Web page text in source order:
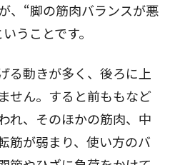
、“脚の筋肉バランスが悪
うことです。
る動きが多く、後ろに上
せん。すると前ももなど
れ、そのほかの筋肉、中
筋が弱まり、使い方のバ